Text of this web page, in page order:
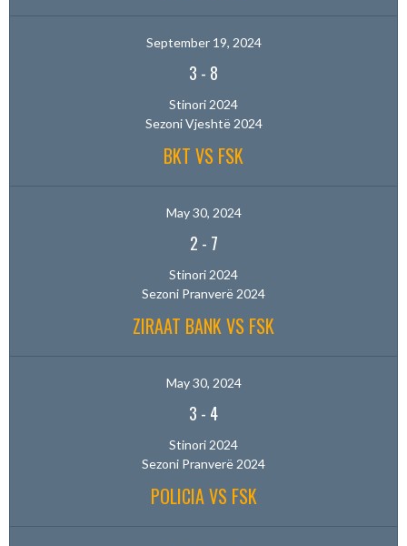
September 19, 2024
3 - 8
Stinori 2024
Sezoni Vjeshtë 2024
BKT VS FSK
May 30, 2024
2 - 7
Stinori 2024
Sezoni Pranverë 2024
ZIRAAT BANK VS FSK
May 30, 2024
3 - 4
Stinori 2024
Sezoni Pranverë 2024
POLICIA VS FSK